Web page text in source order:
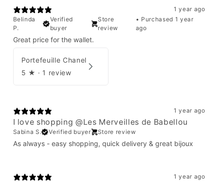
1 year ago
Belinda
P.
Verified
buyer
Store
review
• Purchased 1 year
ago
Great price for the wallet.
Portefeuille Chanel
5 ★ · 1 review
1 year ago
I love shopping @Les Merveilles de Babellou
Sabina S. Verified buyer Store review
As always - easy shopping, quick delivery & great bijoux
1 year ago